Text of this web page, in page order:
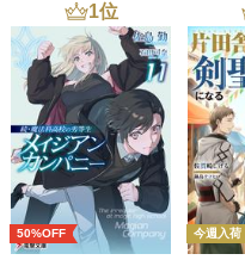
1位
50%OFF 今週入荷